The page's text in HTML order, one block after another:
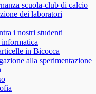
scuola-club di calcio
dei laboratori
i nostri studenti
in Bicocca
alla sperimentazione